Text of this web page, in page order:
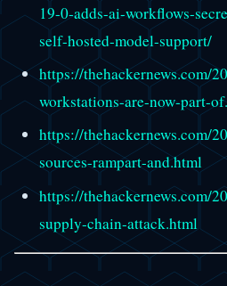
19-0-adds-ai-workflows-
self-hosted-model-support/
https://thehackernews.com/
workstations-are-now-part-
https://thehackernews.com/
sources-rampart-and.html
https://thehackernews.com/
supply-chain-attack.html